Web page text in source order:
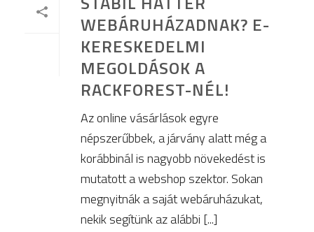
WEBÁRUHÁZADNAK? E-
KERESKEDELMI
MEGOLDÁSOK A
RACKFOREST-NÉL!
Az online vásárlások egyre
népszerűbbek, a járvány alatt még a
korábbinál is nagyobb növekedést is
mutatott a webshop szektor. Sokan
megnyitnák a saját webáruházukat,
nekik segítünk az alábbi [...]